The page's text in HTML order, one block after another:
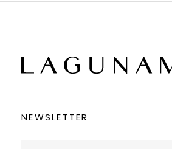
NEWSLETTER